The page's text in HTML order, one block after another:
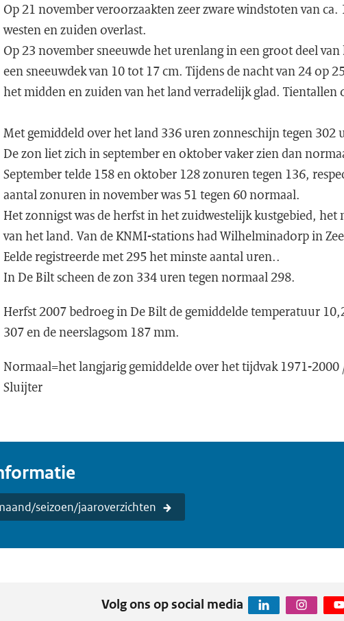
Op 21 november veroorzaakten zeer zware windstoten van
westen en zuiden overlast.
Op 23 november sneeuwde het urenlang in een groot deel
een sneeuwdek van 10 tot 17 cm. Tijdens de nacht van 24 op
het midden en zuiden van het land verradelijk glad. Tientallen
Met gemiddeld over het land 336 uren zonneschijn tegen 302
De zon liet zich in september en oktober vaker zien dan
September telde 158 en oktober 128 zonuren tegen 136,
aantal zonuren in november was 51 tegen 60 normaal.
Het zonnigst was de herfst in het zuidwestelijk kustgebied,
van het land. Van de KNMI-stations had Wilhelminadorp in
Eelde registreerde met 295 het minste aantal uren..
In De Bilt scheen de zon 334 uren tegen normaal 298.
Herfst 2007 bedroeg in De Bilt de gemiddelde temperatuur
307 en de neerslagsom 187 mm.
Normaal=het langjarig gemiddelde over het tijdvak 1971-
Sluijter
seizoen/jaaroverzichten
Volg ons op social media